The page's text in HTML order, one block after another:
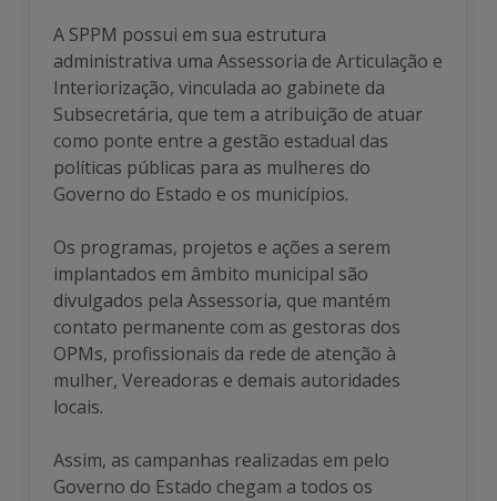
A SPPM possui em sua estrutura
administrativa uma Assessoria de Articulação e
Interiorização, vinculada ao gabinete da
Subsecretária, que tem a atribuição de atuar
como ponte entre a gestão estadual das
políticas públicas para as mulheres do
Governo do Estado e os municípios.
Os programas, projetos e ações a serem
implantados em âmbito municipal são
divulgados pela Assessoria, que mantém
contato permanente com as gestoras dos
OPMs, profissionais da rede de atenção à
mulher, Vereadoras e demais autoridades
locais.
Assim, as campanhas realizadas em pelo
Governo do Estado chegam a todos os